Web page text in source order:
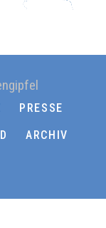
PRESSE
ARCHIV